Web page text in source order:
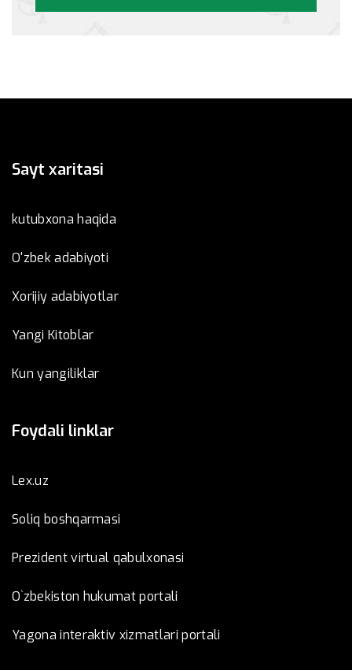
Sayt xaritasi
kutubxona haqida
O'zbek adabiyoti
Xorijiy adabiyotlar
Yangi Kitoblar
Kun yangiliklar
Foydali linklar
Lex.uz
Soliq boshqarmasi
Prezident virtual qabulxonasi
O`zbekiston hukumat portali
Yagona interaktiv xizmatlari portali